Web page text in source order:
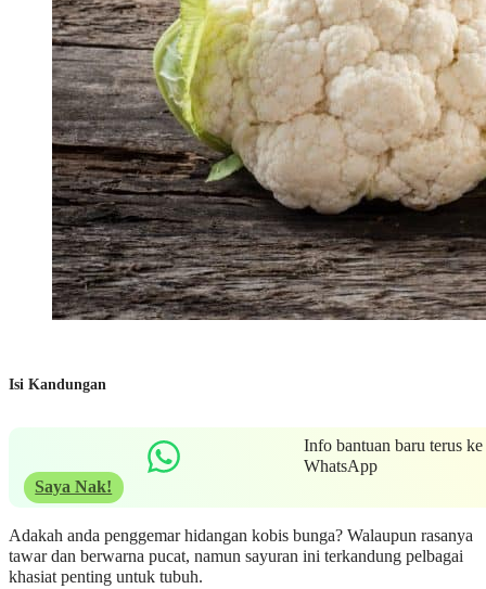
Isi Kandungan
Info bantuan baru terus ke
WhatsApp
Saya Nak!
Adakah anda penggemar hidangan kobis bunga? Walaupun rasanya
tawar dan berwarna pucat, namun sayuran ini terkandung pelbagai
khasiat penting untuk tubuh.